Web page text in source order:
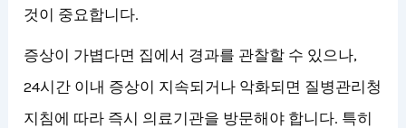
것이 중요합니다.
증상이 가볍다면 집에서 경과를 관찰할 수 있으나,
24시간 이내 증상이 지속되거나 악화되면 질병관리청
지침에 따라 즉시 의료기관을 방문해야 합니다. 특히